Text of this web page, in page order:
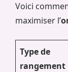
Voici
maximiser l’
Type de
rangement